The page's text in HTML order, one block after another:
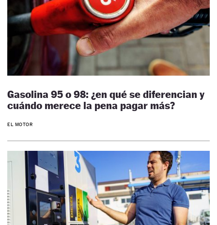
Gasolina 95 o 98: ¿en qué se diferencian y
cuándo merece la pena pagar más?
EL MOTOR